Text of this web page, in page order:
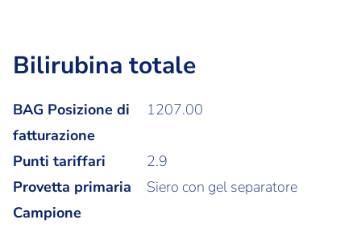
Bilirubina totale
BAG Posizione di
fatturazione
1207.00
Punti tariffari
2.9
Provetta primaria
Siero con gel separatore
Campione